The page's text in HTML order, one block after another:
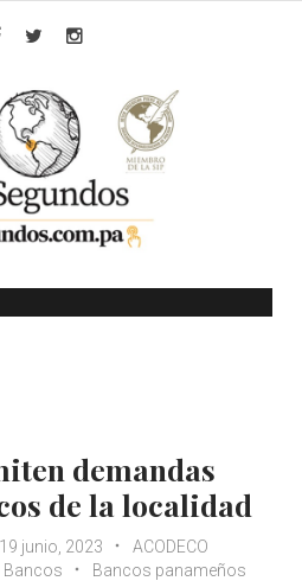
demandas
de la localidad
19 junio, 2023
ACODECO
Bancos
Bancos panameños